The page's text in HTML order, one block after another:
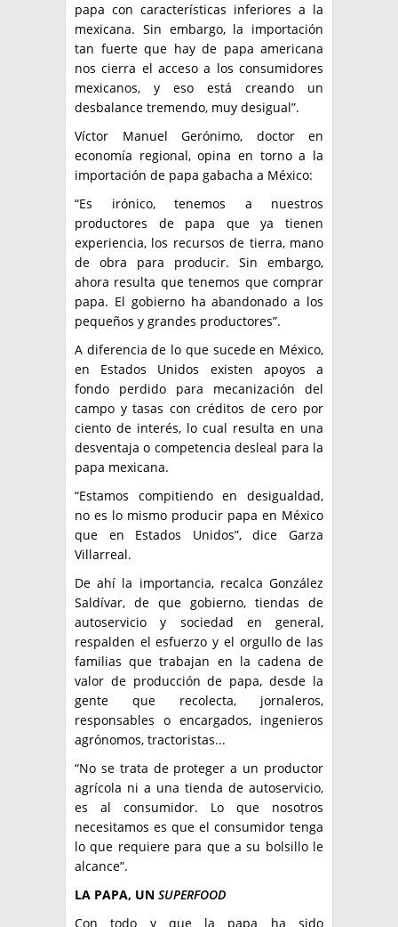
papa con características inferiores a la
mexicana. Sin embargo, la importación
tan fuerte que hay de papa americana
nos cierra el acceso a los consumidores
mexicanos, y eso está creando un
desbalance tremendo, muy desigual”.
Víctor Manuel Gerónimo, doctor en
economía regional, opina en torno a la
importación de papa gabacha a México:
“Es irónico, tenemos a nuestros
productores de papa que ya tienen
experiencia, los recursos de tierra, mano
de obra para producir. Sin embargo,
ahora resulta que tenemos que comprar
papa. El gobierno ha abandonado a los
pequeños y grandes productores”.
A diferencia de lo que sucede en México,
en Estados Unidos existen apoyos a
fondo perdido para mecanización del
campo y tasas con créditos de cero por
ciento de interés, lo cual resulta en una
desventaja o competencia desleal para la
papa mexicana.
“Estamos compitiendo en desigualdad,
no es lo mismo producir papa en México
que en Estados Unidos”, dice Garza
Villarreal.
De ahí la importancia, recalca González
Saldívar, de que gobierno, tiendas de
autoservicio y sociedad en general,
respalden el esfuerzo y el orgullo de las
familias que trabajan en la cadena de
valor de producción de papa, desde la
gente que recolecta, jornaleros,
responsables o encargados, ingenieros
agrónomos, tractoristas...
“No se trata de proteger a un productor
agrícola ni a una tienda de autoservicio,
es al consumidor. Lo que nosotros
necesitamos es que el consumidor tenga
lo que requiere para que a su bolsillo le
alcance”.
LA PAPA, UN SUPERFOOD
Con todo y que la papa ha sido